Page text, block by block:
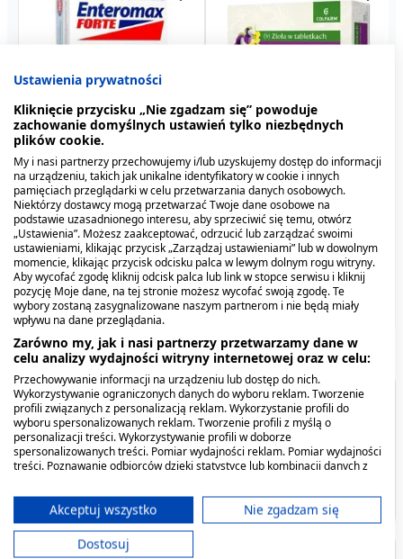
Enteromax Forte, kaps.,
30 szt
26,09 zł
Bratek, tabletki
powlekane, 90 szt.
31,79 zł
Spis treści
Możliwe reakcje alergiczne
Producent - podmiot odpowiedzialny
Ustawienia prywatności
Kliknięcie przycisku „Nie zgadzam się” powoduje
zachowanie domyślnych ustawień tylko niezbędnych
plików cookie.
My i nasi partnerzy przechowujemy i/lub uzyskujemy dostęp do informacji
na urządzeniu, takich jak unikalne identyfikatory w cookie i innych
pamięciach przeglądarki w celu przetwarzania danych osobowych.
Niektórzy dostawcy mogą przetwarzać Twoje dane osobowe na
podstawie uzasadnionego interesu, aby sprzeciwić się temu, otwórz
„Ustawienia”. Możesz zaakceptować, odrzucić lub zarządzać swoimi
ustawieniami, klikając przycisk „Zarządzaj ustawieniami” lub w dowolnym
momencie, klikając przycisk odcisku palca w lewym dolnym rogu witryny.
Aby wycofać zgodę kliknij odcisk palca lub link w stopce serwisu i kliknij
pozycję Moje dane, na tej stronie możesz wycofać swoją zgodę. Te
wybory zostaną zasygnalizowane naszym partnerom i nie będą miały
wpływu na dane przeglądania.
Zarówno my, jak i nasi partnerzy przetwarzamy dane w
celu analizy wydajności witryny internetowej oraz w celu:
Przechowywanie informacji na urządzeniu lub dostęp do nich.
Wykorzystywanie ograniczonych danych do wyboru reklam. Tworzenie
profili związanych z personalizacją reklam. Wykorzystanie profili do
wyboru spersonalizowanych reklam. Tworzenie profili z myślą o
personalizacji treści. Wykorzystywanie profili w doborze
spersonalizowanych treści. Pomiar wydajności reklam. Pomiar wydajności
treści. Poznawanie odbiorców dzięki statystyce lub kombinacji danych z
ograniczonych danych do wyboru treści.
Dane mogą być udostępniane poza Unię Europejską i wysyłane do USA.
Twoja zgoda i polityka cookie dotyczą wyłącznie tej witryny/aplikacji.
Wyświetl listę partnerów (11 dostawców IAB)
Akceptuj wszystko
Nie zgadzam się
Dostosuj